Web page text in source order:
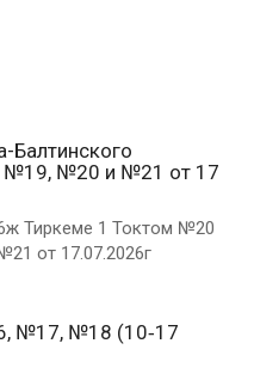
Балтинского
№19, №20 и №21 от 17
Тиркеме 1 Токтом №20
от 17.07.2026г
№17, №18 (10‑17